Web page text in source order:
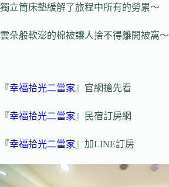
獨立筒床墊緩解了旅程中所有的勞累～
雲朵般軟澎的棉被讓人捨不得離開被窩～
『幸福拾光二當家 』官網搶先看
『幸福拾光二當家 』民宿訂房網
『幸福拾光二當家 』加LINE訂房